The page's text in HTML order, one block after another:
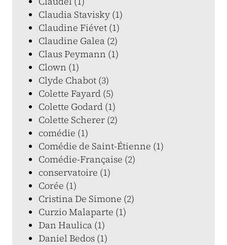
Claudia Stavisky (1)
Claudine Fiévet (1)
Claudine Galea (2)
Claus Peymann (1)
Clown (1)
Clyde Chabot (3)
Colette Fayard (5)
Colette Godard (1)
Colette Scherer (2)
comédie (1)
Comédie de Saint-Étienne (1)
Comédie-Française (2)
conservatoire (1)
Corée (1)
Cristina De Simone (2)
Curzio Malaparte (1)
Dan Haulica (1)
Daniel Bedos (1)